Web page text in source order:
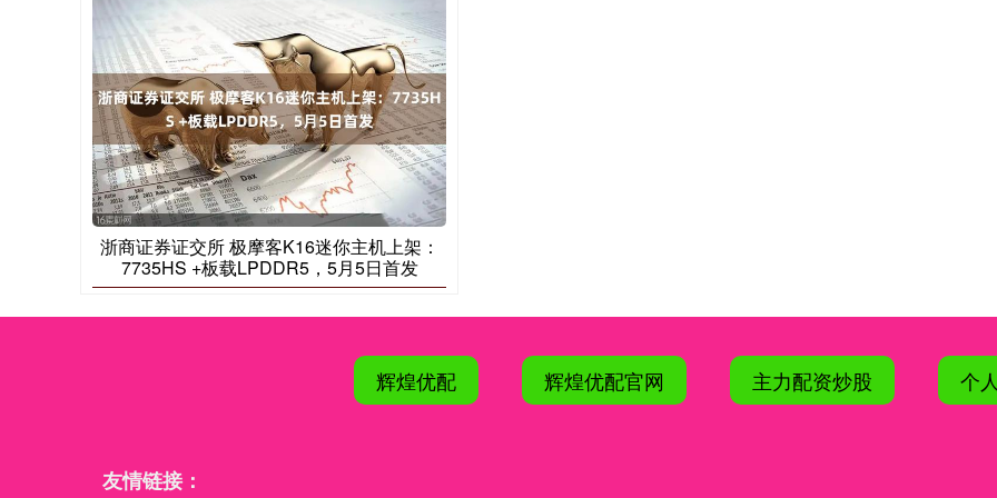
浙商证券证交所 极摩客K16迷你主机上架：
7735HS +板载LPDDR5，5月5日首发
辉煌优配 辉煌优配官网 主力配资炒股 个
友情链接：